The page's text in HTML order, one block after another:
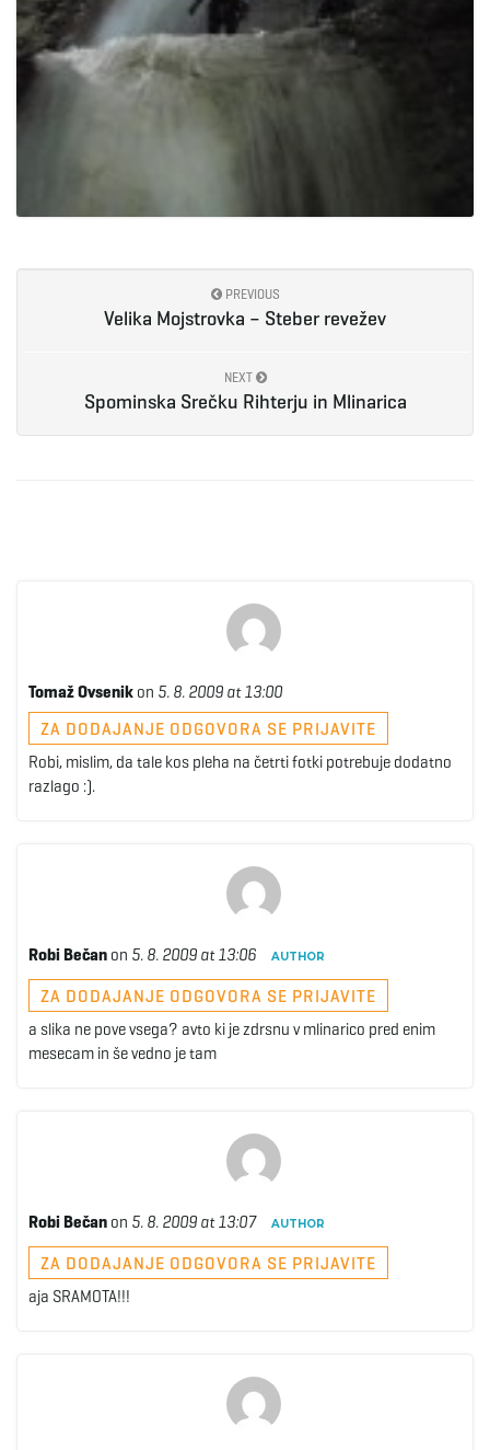
PREVIOUS
Velika Mojstrovka – Steber revežev
NEXT
Spominska Srečku Rihterju in Mlinarica
Tomaž Ovsenik on 5. 8. 2009 at 13:00
ZA DODAJANJE ODGOVORA SE PRIJAVITE
Robi, mislim, da tale kos pleha na četrti fotki potrebuje dodatno
razlago :).
Robi Bečan on 5. 8. 2009 at 13:06 AUTHOR
ZA DODAJANJE ODGOVORA SE PRIJAVITE
a slika ne pove vsega? avto ki je zdrsnu v mlinarico pred enim
mesecam in še vedno je tam
Robi Bečan on 5. 8. 2009 at 13:07 AUTHOR
ZA DODAJANJE ODGOVORA SE PRIJAVITE
aja SRAMOTA!!!